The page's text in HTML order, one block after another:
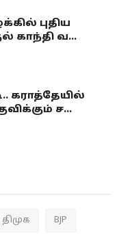
புதிய
காந்தி வ...
கராத்தேயில்
ச...
திமுக BJP